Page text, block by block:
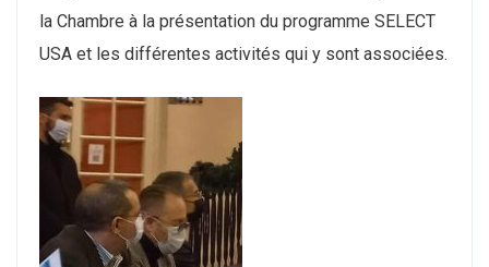
la Chambre à la présentation du programme SELECT
USA et les différentes activités qui y sont associées.